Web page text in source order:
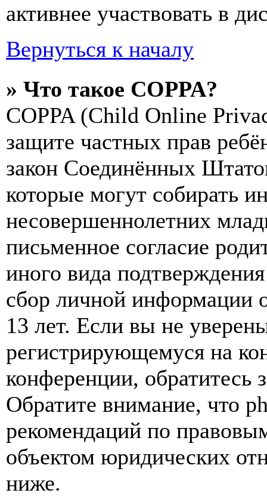
активнее участвовать в
Вернуться к началу
» Что такое COPPA?
COPPA (Child Online
защите частных прав
закон Соединённых
которые могут собирать
несовершеннолетних
письменное согласие
иного вида
сбор личной информации
13 лет. Если вы не
регистрирующемуся на
конференции, обратитесь
Обратите внимание, что
рекомендаций по
объектом юридических
ниже.